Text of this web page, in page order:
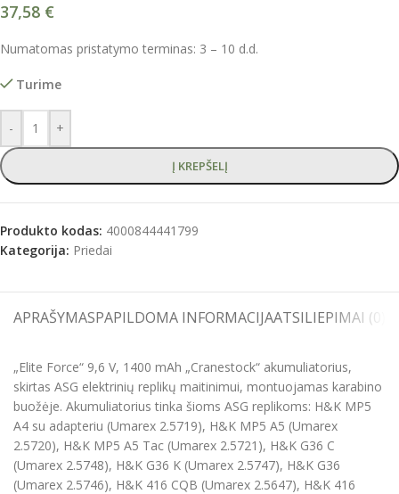
37,58 €
Numatomas pristatymo terminas: 3 – 10 d.d.
Turime
- +
Į KREPŠELĮ
Produkto kodas: 4000844441799
Kategorija: Priedai
APRAŠYMASPAPILDOMA INFORMACIJAATSILIEPIMAI (0)
„Elite Force“ 9,6 V, 1400 mAh „Cranestock“ akumuliatorius,
skirtas ASG elektrinių replikų maitinimui, montuojamas karabino
buožėje. Akumuliatorius tinka šioms ASG replikoms: H&K MP5
A4 su adapteriu (Umarex 2.5719), H&K MP5 A5 (Umarex
2.5720), H&K MP5 A5 Tac (Umarex 2.5721), H&K G36 C
(Umarex 2.5748), H&K G36 K (Umarex 2.5747), H&K G36
(Umarex 2.5746), H&K 416 CQB (Umarex 2.5647), H&K 416